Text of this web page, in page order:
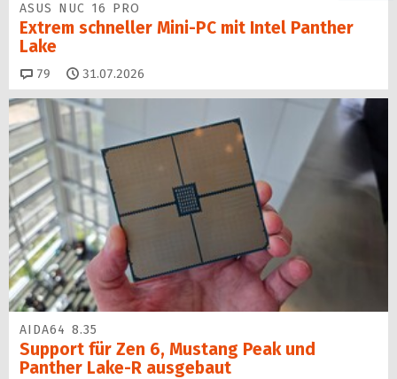
ASUS NUC 16 PRO
Extrem schneller Mini-PC mit Intel Panther
Lake
79 Kommentare
31.07.2026
AIDA64 8.35
Support für Zen 6, Mustang Peak und
Panther Lake-R ausgebaut